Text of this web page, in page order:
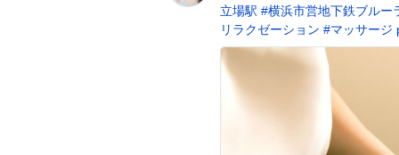
立場駅 #横浜市営地下鉄ブルー
リラクゼーション #マッサージ